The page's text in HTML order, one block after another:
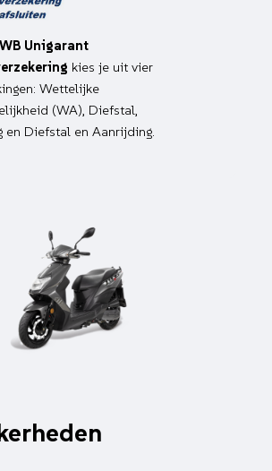
Unigarant
kies je uit vier
Wettelijke
(WA), Diefstal,
en Diefstal en Aanrijding.